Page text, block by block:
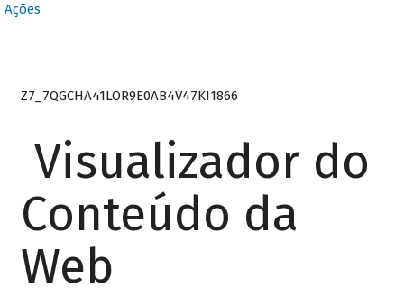
Ações
Z7_7QGCHA41LOR9E0AB4V47KI1866
Visualizador do
Conteúdo da
Web